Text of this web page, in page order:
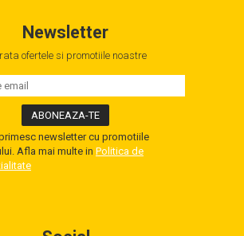
Newsletter
ofertele si promotiile noastre
newsletter cu promotiile
Afla mai multe in Politica de